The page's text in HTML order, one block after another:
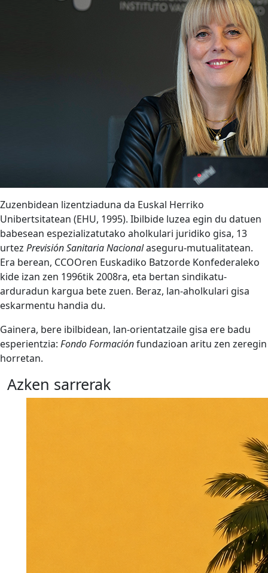
Zuzenbidean lizentziaduna da Euskal Herriko
Unibertsitatean (EHU, 1995). Ibilbide luzea egin du datuen
babesean espezializatutako aholkulari juridiko gisa, 13
urtez Previsión Sanitaria Nacionalaseguru-mutualitatean.
Era berean, CCOOren Euskadiko Batzorde Konfederaleko
kide izan zen 1996tik 2008ra, eta bertan sindikatu-
arduradun kargua bete zuen. Beraz, lan-aholkulari gisa
eskarmentu handia du.
Gainera, bere ibilbidean, lan-orientatzaile gisa ere badu
esperientzia: Fondo Formaciónfundazioan aritu zen zeregin
horretan.
Azken sarrerak